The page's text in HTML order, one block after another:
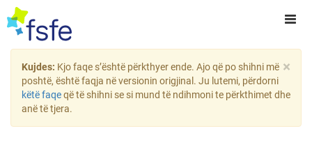
×
Kujdes: Kjo faqe s’është përkthyer ende. Ajo që po shihni më
poshtë, është faqja në versionin origjinal. Ju lutemi, përdorni
këtë faqeqë të shihni se si mund të ndihmoni te përkthimet dhe
anë të tjera.